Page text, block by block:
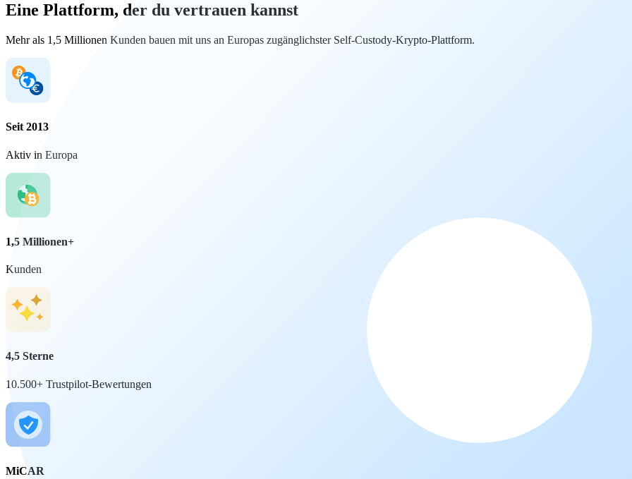
Eine Plattform, der du vertrauen kannst
Mehr als 1,5 Millionen Kunden bauen mit uns an Europas zugänglichster Self-Custody-Krypto-Plattform.
Seit 2013
Aktiv in Europa
1,5 Millionen+
Kunden
4,5 Sterne
10.500+ Trustpilot-Bewertungen
MiCAR